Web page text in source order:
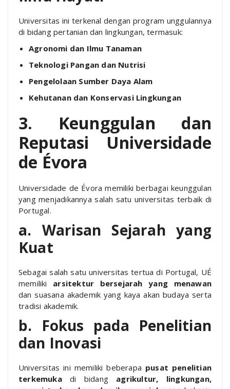
Universitas ini terkenal dengan program unggulannya
di bidang pertanian dan lingkungan, termasuk:
Agronomi dan Ilmu Tanaman
Teknologi Pangan dan Nutrisi
Pengelolaan Sumber Daya Alam
Kehutanan dan Konservasi Lingkungan
3. Keunggulan dan
Reputasi Universidade
de Évora
Universidade de Évora memiliki berbagai keunggulan
yang menjadikannya salah satu universitas terbaik di
Portugal.
a. Warisan Sejarah yang
Kuat
Sebagai salah satu universitas tertua di Portugal, UÉ
memiliki arsitektur bersejarah yang menawan
dan suasana akademik yang kaya akan budaya serta
tradisi akademik.
b. Fokus pada Penelitian
dan Inovasi
Universitas ini memiliki beberapa pusat penelitian
terkemukadi bidang agrikultur, lingkungan,